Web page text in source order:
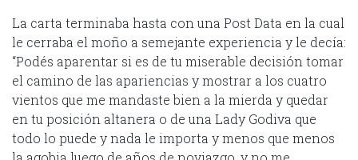
La carta terminaba hasta con una Post Data en la cual
le cerraba el moño a semejante experiencia y le decía:
“Podés aparentar si es de tu miserable decisión tomar
el camino de las apariencias y mostrar a los cuatro
vientos que me mandaste bien a la mierda y quedar
en tu posición altanera o de una Lady Godiva que
todo lo puede y nada le importa y menos que menos